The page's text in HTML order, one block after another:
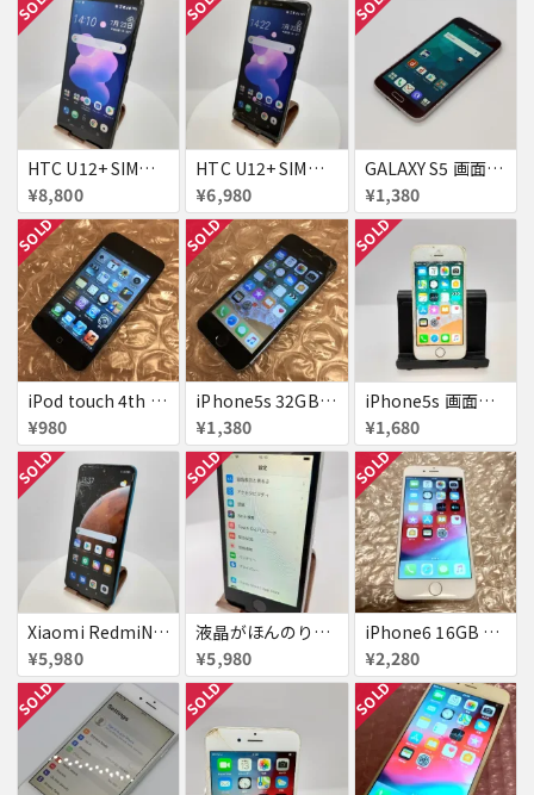
HTC U12+ SIMフリー 354395090093622
¥8,800
HTC U12+ SIMフリー 354395090091634
¥6,980
GALAXY S5 画面焼け docomo SC-04F
¥1,380
SOLD
iPod touch 4th 32GB バッテリー劣化あり
¥980
SOLD
iPhone5s 32GB docomo 画面割れ
¥1,380
SOLD
iPhone5s 画面割れ
¥1,680
SOLD
Xiaomi RedmiNote9S SIMフリー 863954040594602
¥5,980
SOLD
液晶がほんのり黄色いiPhone SE
¥5,980
SOLD
iPhone6 16GB au 液晶表示不良
¥2,280
SOLD SOLD SOLD